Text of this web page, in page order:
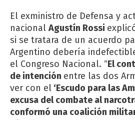
El exministro de Defensa y
nacional Agustín Rossi
si se tratara de un acuerdo
Argentino debería
el Congreso Nacional. “El
de intención entre las dos
ver con el ‘Escudo para las
excusa del combate al
conformó una coalición